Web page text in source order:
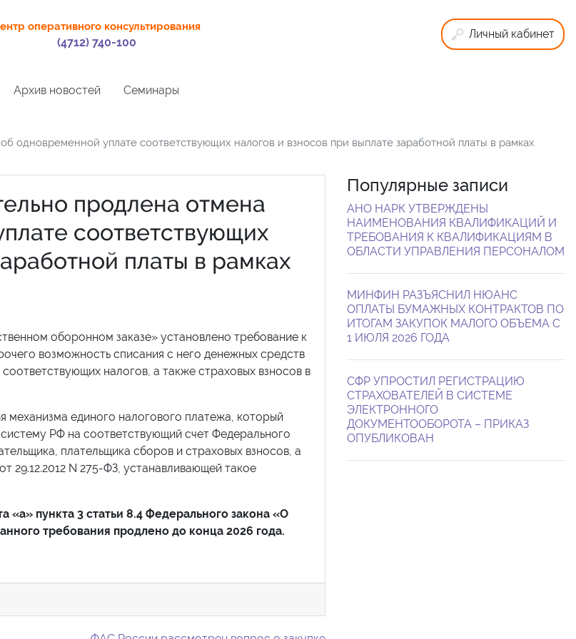
оперативного консультирования
(4712) 740-100
Личный кабинет
Архив новостей Семинары
одновременной уплате соответствующих налогов и взносов при выплате заработной платы в рамках
продлена отмена
соответствующих
платы в рамках
оборонном заказе» установлено требование к
возможность списания с него денежных средств
налогов, а также страховых взносов в
механизма единого налогового платежа, который
РФ на соответствующий счет Федерального
плательщика сборов и страховых взносов, а
29.12.2012 N 275-ФЗ, устанавливающей такое
«а» пункта 3 статьи 8.4 Федерального закона «О
требования продлено до конца 2026 года.
Популярные записи
АНО НАРК УТВЕРЖДЕНЫ
НАИМЕНОВАНИЯ КВАЛИФИКАЦИЙ И
ТРЕБОВАНИЯ К КВАЛИФИКАЦИЯМ В
ОБЛАСТИ УПРАВЛЕНИЯ ПЕРСОНАЛОМ
МИНФИН РАЗЪЯСНИЛ НЮАНС
ОПЛАТЫ БУМАЖНЫХ КОНТРАКТОВ ПО
ИТОГАМ ЗАКУПОК МАЛОГО ОБЪЕМА С
1 ИЮЛЯ 2026 ГОДА
СФР УПРОСТИЛ РЕГИСТРАЦИЮ
СТРАХОВАТЕЛЕЙ В СИСТЕМЕ
ЭЛЕКТРОННОГО
ДОКУМЕНТООБОРОТА – ПРИКАЗ
ОПУБЛИКОВАН